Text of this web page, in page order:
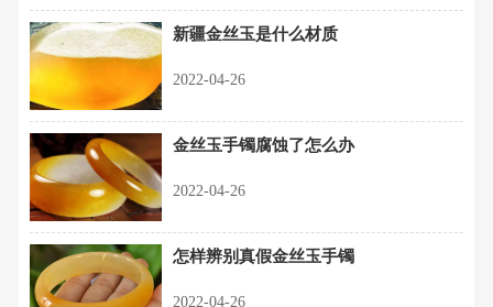
新疆金丝玉是什么材质
2022-04-26
金丝玉手镯腐蚀了怎么办
2022-04-26
怎样辨别真假金丝玉手镯
2022-04-26